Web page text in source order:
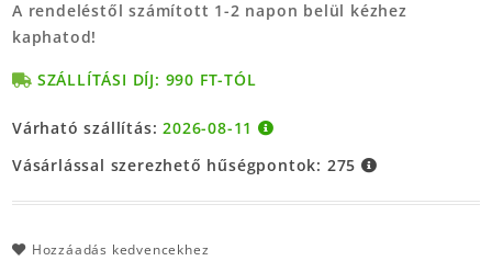
A rendeléstől számított 1-2 napon belül kézhez
kaphatod!
SZÁLLÍTÁSI DÍJ: 990 FT-TÓL
Várható szállítás:2026-08-11
Vásárlással szerezhető hűségpontok: 275
Hozzáadás kedvencekhez